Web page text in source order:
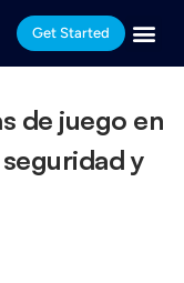
Get Started
de juego en
y